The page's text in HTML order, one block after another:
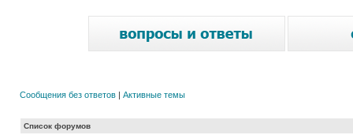
Сообщения без ответов | Активные темы
Список форумов